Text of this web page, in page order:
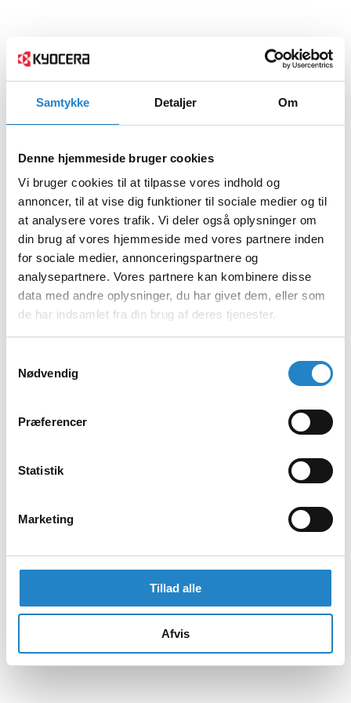
Samtykke Detaljer Om
Denne hjemmeside bruger cookies
Vi bruger cookies til at tilpasse vores indhold og
annoncer, til at vise dig funktioner til sociale medier og til
at analysere vores trafik. Vi deler også oplysninger om
din brug af vores hjemmeside med vores partnere inden
for sociale medier, annonceringspartnere og
analysepartnere. Vores partnere kan kombinere disse
data med andre oplysninger, du har givet dem, eller som
de har indsamlet fra din brug af deres tjenester.
Nødvendig
Præferencer
Statistik
Marketing
Tillad alle
Afvis